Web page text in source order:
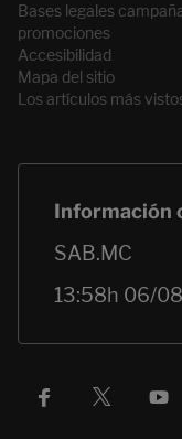
Bases legales
promociones
Accesibilidad
Mapa del sitio
Los artículos más